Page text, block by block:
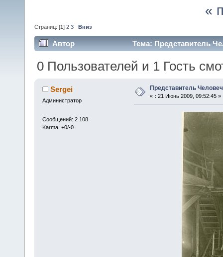
«
Страниц: [1 ] 2 3 Вниз
Автор Тема: Представитель
0 Пользователей и 1 Гость
Sergei
Администратор
Сообщений: 2 108
Karma: +0/-0
Представитель
« : 21 Июнь 2009, 09:52:45 »